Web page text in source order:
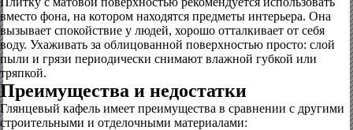
вместо фона, на котором находятся предметы интерьера. Она
вызывает спокойствие у людей, хорошо отталкивает от себя
воду. Ухаживать за облицованной поверхностью просто: слой
пыли и грязи периодически снимают влажной губкой или
тряпкой.
Преимущества и недостатки
Глянцевый кафель имеет преимущества в сравнении с другими
строительными и отделочными материалами: